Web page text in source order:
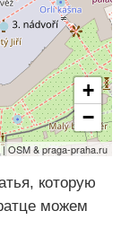
+
−
OSM & praga-praha.ru
которую
можем